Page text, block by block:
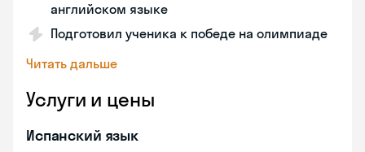
английском языке
Подготовил ученика к победе на олимпиаде
Читать дальше
Услуги и цены
Испанский язык